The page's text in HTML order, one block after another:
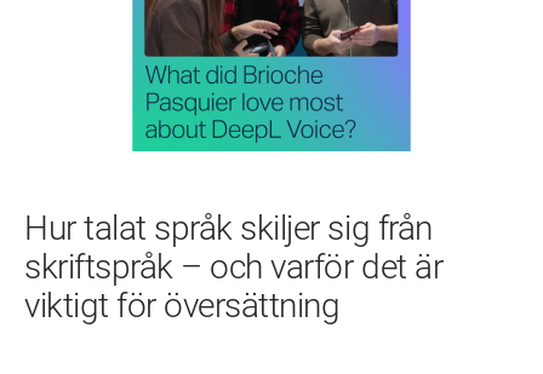
Hur talat språk skiljer sig från
skriftspråk – och varför det är
viktigt för översättning